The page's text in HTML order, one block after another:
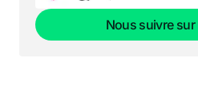
Nous suivre sur